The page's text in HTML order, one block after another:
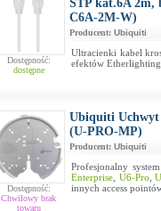
Dostępność:
dostępne
STP kat.6A 2m,
C6A-2M-W)
Producent: Ubiquiti
Ultracienki kabel
efektów
Dostępność:
Chwilowy brak
towaru
Ubiquiti Uchwyt
(U-PRO-MP)
Producent: Ubiquiti
Profesjonalny
Enterprise U6-Pro ,
innych access